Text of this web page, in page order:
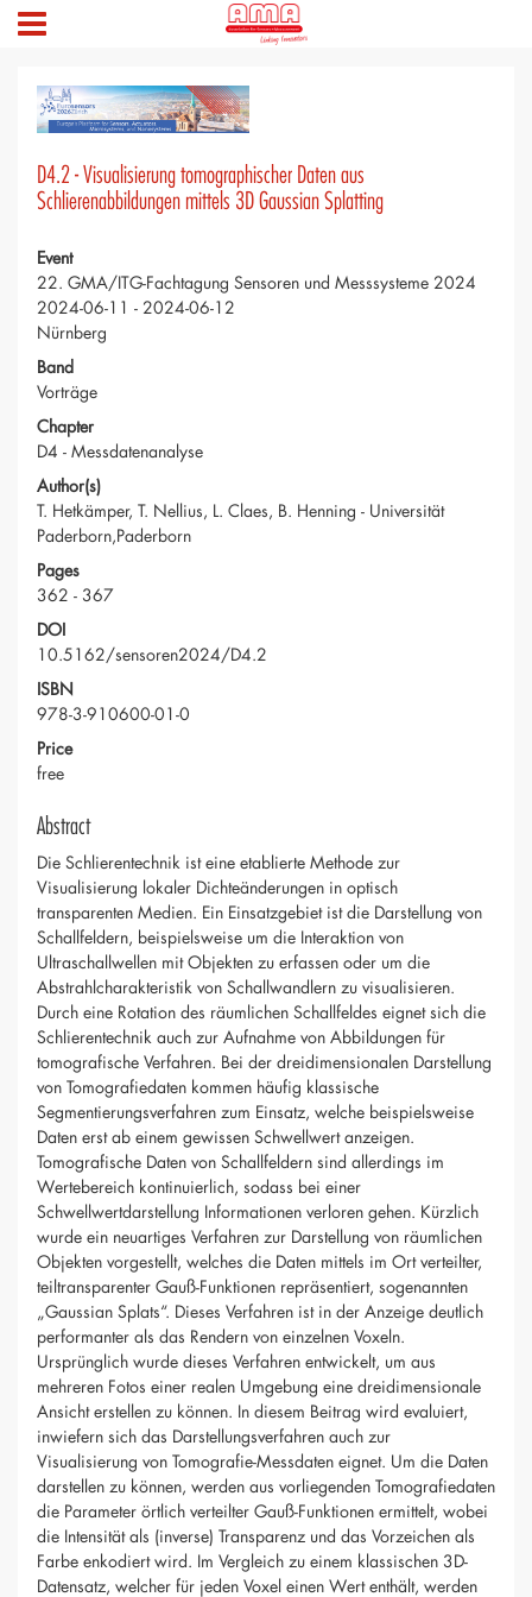
D4.2 - Visualisierung tomographischer Daten aus
Schlierenabbildungen mittels 3D Gaussian Splatting
Event
22. GMA/ITG-Fachtagung Sensoren und Messsysteme 2024
2024-06-11 - 2024-06-12
Nürnberg
Band
Vorträge
Chapter
D4 - Messdatenanalyse
Author(s)
T. Hetkämper, T. Nellius, L. Claes, B. Henning - Universität
Paderborn,Paderborn
Pages
362 - 367
DOI
10.5162/sensoren2024/D4.2
ISBN
978-3-910600-01-0
Price
free
Abstract
Die Schlierentechnik ist eine etablierte Methode zur
Visualisierung lokaler Dichteänderungen in optisch
transparenten Medien. Ein Einsatzgebiet ist die Darstellung von
Schallfeldern, beispielsweise um die Interaktion von
Ultraschallwellen mit Objekten zu erfassen oder um die
Abstrahlcharakteristik von Schallwandlern zu visualisieren.
Durch eine Rotation des räumlichen Schallfeldes eignet sich die
Schlierentechnik auch zur Aufnahme von Abbildungen für
tomografische Verfahren. Bei der dreidimensionalen Darstellung
von Tomografiedaten kommen häufig klassische
Segmentierungsverfahren zum Einsatz, welche beispielsweise
Daten erst ab einem gewissen Schwellwert anzeigen.
Tomografische Daten von Schallfeldern sind allerdings im
Wertebereich kontinuierlich, sodass bei einer
Schwellwertdarstellung Informationen verloren gehen. Kürzlich
wurde ein neuartiges Verfahren zur Darstellung von räumlichen
Objekten vorgestellt, welches die Daten mittels im Ort verteilter,
teiltransparenter Gauß-Funktionen repräsentiert, sogenannten
„Gaussian Splats“. Dieses Verfahren ist in der Anzeige deutlich
performanter als das Rendern von einzelnen Voxeln.
Ursprünglich wurde dieses Verfahren entwickelt, um aus
mehreren Fotos einer realen Umgebung eine dreidimensionale
Ansicht erstellen zu können. In diesem Beitrag wird evaluiert,
inwiefern sich das Darstellungsverfahren auch zur
Visualisierung von Tomografie-Messdaten eignet. Um die Daten
darstellen zu können, werden aus vorliegenden Tomografiedaten
die Parameter örtlich verteilter Gauß-Funktionen ermittelt, wobei
die Intensität als (inverse) Transparenz und das Vorzeichen als
Farbe enkodiert wird. Im Vergleich zu einem klassischen 3D-
Datensatz, welcher für jeden Voxel einen Wert enthält, werden